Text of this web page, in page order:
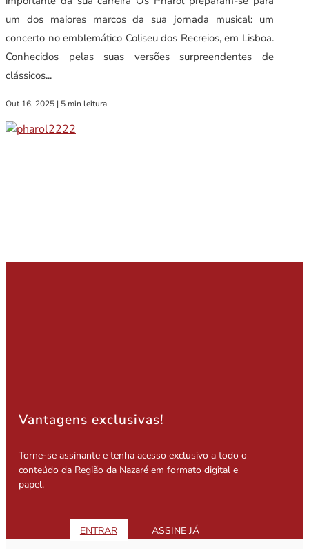
um dos maiores marcos da sua jornada musical: um
concerto no emblemático Coliseu dos Recreios, em Lisboa.
Conhecidos pelas suas versões surpreendentes de
clássicos...
Out 16, 2025 | 5 min leitura
Vantagens exclusivas!
Torne-se assinante e tenha acesso exclusivo a todo o
conteúdo da Região da Nazaré em formato digital e
papel.
ENTRAR ASSINE JÁ